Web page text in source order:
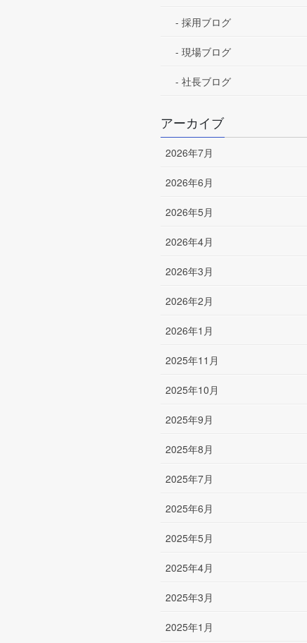
採用ブログ
現場ブログ
社長ブログ
アーカイブ
2026年7月
2026年6月
2026年5月
2026年4月
2026年3月
2026年2月
2026年1月
2025年11月
2025年10月
2025年9月
2025年8月
2025年7月
2025年6月
2025年5月
2025年4月
2025年3月
2025年1月